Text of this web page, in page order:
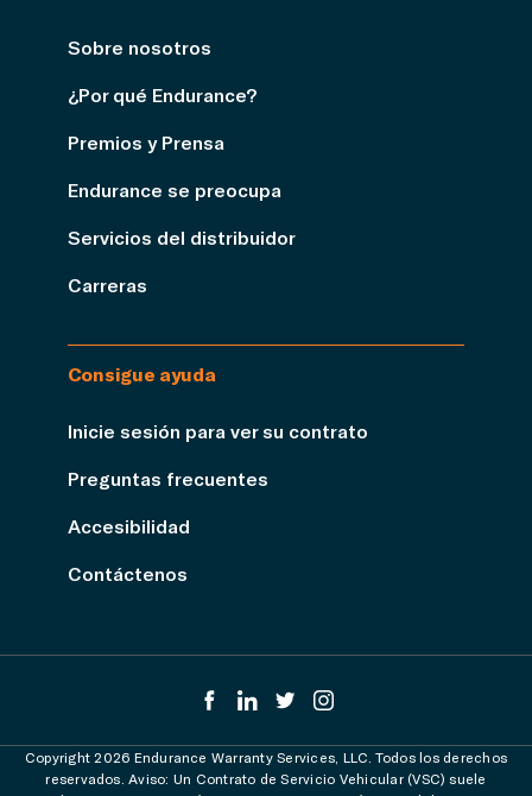
Sobre nosotros
¿Por qué Endurance?
Premios y Prensa
Endurance se preocupa
Servicios del distribuidor
Carreras
Consigue ayuda
Inicie sesión para ver su contrato
Preguntas frecuentes
Accesibilidad
Contáctenos
Copyright 2026 Endurance Warranty Services, LLC. Todos los derechos
reservados. Aviso: Un Contrato de Servicio Vehicular (VSC) suele